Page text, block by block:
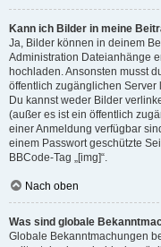
Kann ich Bilder in meine
Ja, Bilder können in deinem
Administration Dateianhänge
hochladen. Ansonsten musst
öffentlich zugänglichen Server
Du kannst weder Bilder
(außer es ist ein öffentlich
einer Anmeldung verfügbar
einem Passwort geschützte
BBCode-Tag „[img]“.
Nach oben
Was sind globale
Globale Bekanntmachungen